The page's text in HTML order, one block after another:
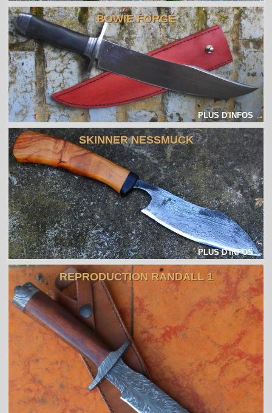
BOWIE FORGÉ
PLUS D'INFOS →
SKINNER NESSMUCK
PLUS D'INFOS →
REPRODUCTION RANDALL 1